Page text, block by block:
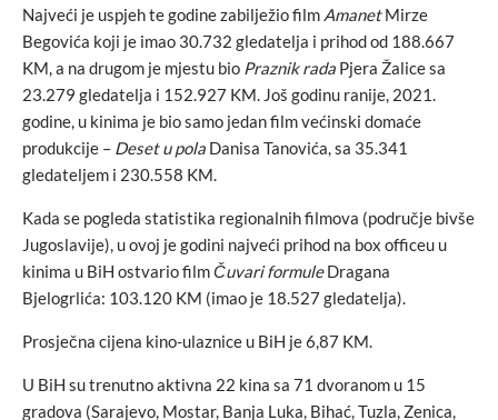
Najveći je uspjeh te godine zabilježio film AmanetMirze
Begovića koji je imao 30.732 gledatelja i prihod od 188.667
KM, a na drugom je mjestu bio Praznik rada Pjera Žalice sa
23.279 gledatelja i 152.927 KM. Još godinu ranije, 2021.
godine, u kinima je bio samo jedan film većinski domaće
produkcije – Deset u pola Danisa Tanovića, sa 35.341
gledateljem i 230.558 KM.
Kada se pogleda statistika regionalnih filmova (područje bivše
Jugoslavije), u ovoj je godini najveći prihod na box officeu u
kinima u BiH ostvario filmČuvari formuleDragana
Bjelogrlića: 103.120 KM (imao je 18.527 gledatelja).
Prosječna cijena kino-ulaznice u BiH je 6,87 KM.
U BiH su trenutno aktivna 22 kina sa 71 dvoranom u 15
gradova (Sarajevo, Mostar, Banja Luka, Bihać, Tuzla, Zenica,